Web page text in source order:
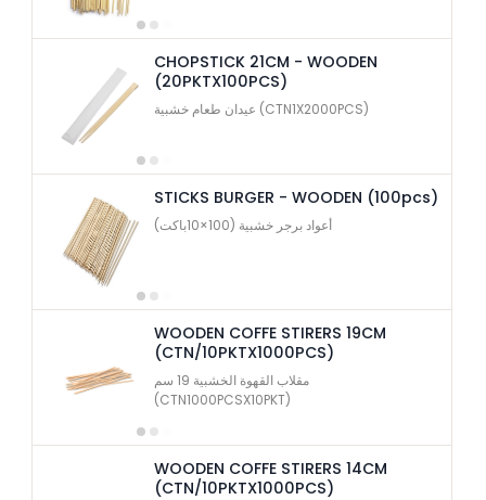
CHOPSTICK 21CM - WOODEN
(20PKTX100PCS)
عيدان طعام خشبية (CTN1X2000PCS)
STICKS BURGER - WOODEN (100pcs)
أعواد برجر خشبية (100×10باكت)
WOODEN COFFE STIRERS 19CM
(CTN/10PKTX1000PCS)
مقلاب القهوة الخشبية 19 سم
(CTN1000PCSX10PKT)
WOODEN COFFE STIRERS 14CM
(CTN/10PKTX1000PCS)